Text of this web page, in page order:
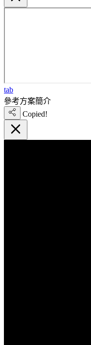
tab
參考方案簡介
Copied!